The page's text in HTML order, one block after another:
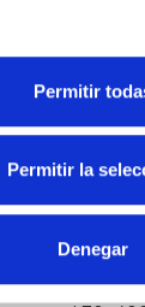
Permitir
Permitir la
Denegar